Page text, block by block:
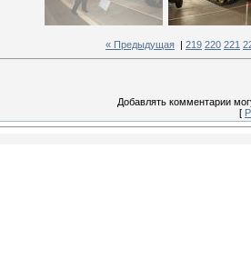
« Предыдущая 219 220 221
Добавлять комментарии
[